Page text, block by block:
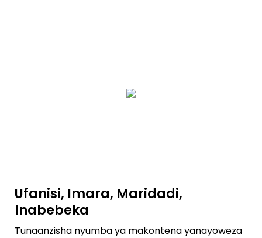
Ufanisi, Imara, Maridadi,
Inabebeka
Tunaanzisha nyumba ya makontena yanayoweza